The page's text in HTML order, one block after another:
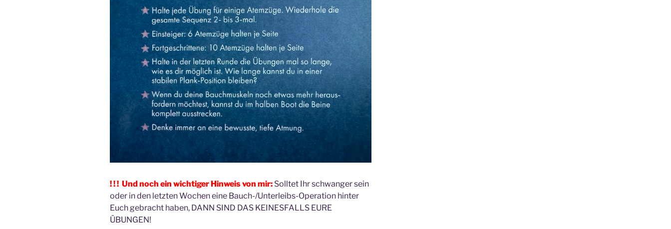
! ! ! Und noch ein wichtiger Hinweis von mir: Solltet Ihr schwanger sein
oder in den letzten Wochen eine Bauch-/Unterleibs-Operation hinter
Euch gebracht haben, DANN SIND DAS KEINESFALLS EURE
ÜBUNGEN!